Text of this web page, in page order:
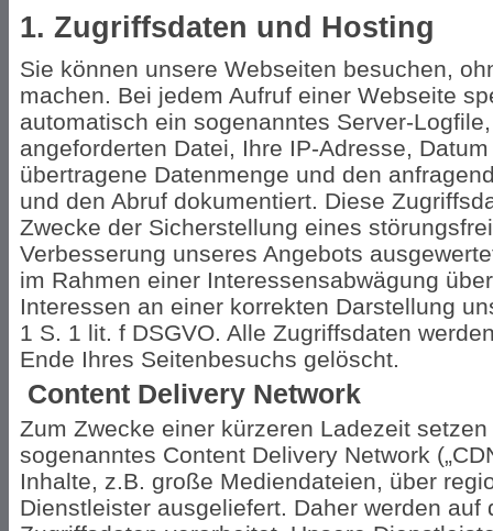
1. Zugriffsdaten und Hosting
Sie können unsere Webseiten besuchen,
machen. Bei jedem Aufruf einer Webseite
automatisch ein sogenanntes Server-
angeforderten Datei, Ihre IP-Adresse,
übertragene Datenmenge und den
und den Abruf dokumentiert. Diese
Zwecke der Sicherstellung eines
Verbesserung unseres Angebots
im Rahmen einer Interessensabwägung
Interessen an einer korrekten Darstellung
1 S. 1 lit. f DSGVO. Alle Zugriffsdaten
Ende Ihres Seitenbesuchs gelöscht.
Content Delivery Network
Zum Zwecke einer kürzeren Ladezeit
sogenanntes Content Delivery Network
Inhalte, z.B. große Mediendateien, über
Dienstleister ausgeliefert. Daher werden